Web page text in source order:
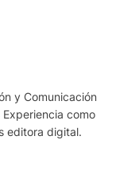
y Comunicación
como
editora digital.